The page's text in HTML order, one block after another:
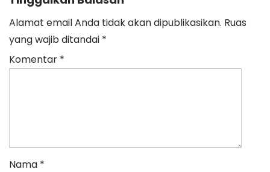
Alamat email Anda tidak akan dipublikasikan. Ruas
yang wajib ditandai *
Komentar *
Nama *